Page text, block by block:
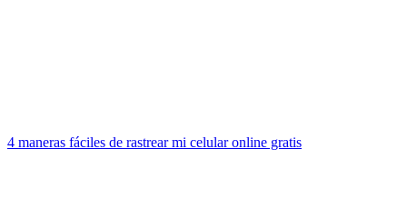
4 maneras fáciles de rastrear mi celular online gratis